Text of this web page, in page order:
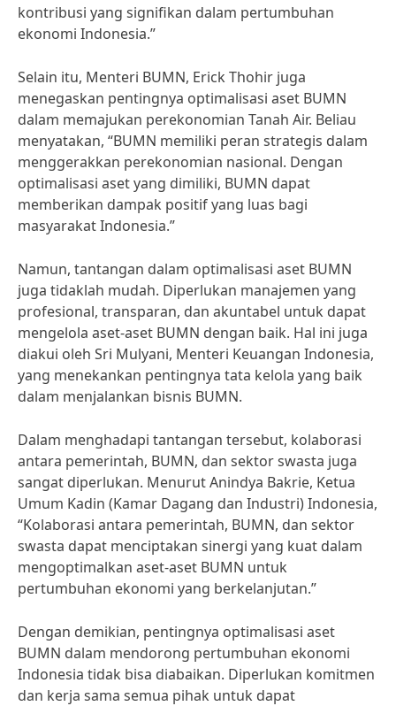
kontribusi yang signifikan dalam pertumbuhan
ekonomi Indonesia.”
Selain itu, Menteri BUMN, Erick Thohir juga
menegaskan pentingnya optimalisasi aset BUMN
dalam memajukan perekonomian Tanah Air. Beliau
menyatakan, “BUMN memiliki peran strategis dalam
menggerakkan perekonomian nasional. Dengan
optimalisasi aset yang dimiliki, BUMN dapat
memberikan dampak positif yang luas bagi
masyarakat Indonesia.”
Namun, tantangan dalam optimalisasi aset BUMN
juga tidaklah mudah. Diperlukan manajemen yang
profesional, transparan, dan akuntabel untuk dapat
mengelola aset-aset BUMN dengan baik. Hal ini juga
diakui oleh Sri Mulyani, Menteri Keuangan Indonesia,
yang menekankan pentingnya tata kelola yang baik
dalam menjalankan bisnis BUMN.
Dalam menghadapi tantangan tersebut, kolaborasi
antara pemerintah, BUMN, dan sektor swasta juga
sangat diperlukan. Menurut Anindya Bakrie, Ketua
Umum Kadin (Kamar Dagang dan Industri) Indonesia,
“Kolaborasi antara pemerintah, BUMN, dan sektor
swasta dapat menciptakan sinergi yang kuat dalam
mengoptimalkan aset-aset BUMN untuk
pertumbuhan ekonomi yang berkelanjutan.”
Dengan demikian, pentingnya optimalisasi aset
BUMN dalam mendorong pertumbuhan ekonomi
Indonesia tidak bisa diabaikan. Diperlukan komitmen
dan kerja sama semua pihak untuk dapat